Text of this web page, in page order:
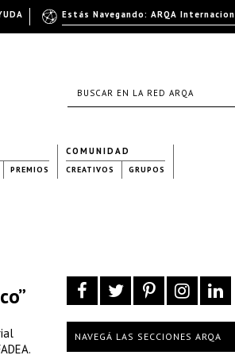
PREMIOS
COMUNIDAD
CREATIVOS GRUPOS
NAVEGÁ LAS SECCIONES ARQA
Estás Navegando: ARQA